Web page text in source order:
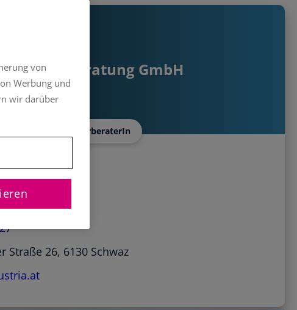
Steuerberatung GmbH
SteuerberaterIn
MEHR ANZEIGEN
Straße 26, 6130 Schwaz
von
Werbung und
wir darüber